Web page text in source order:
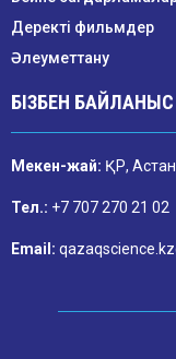
Деректі фильмдер
Әлеуметтану
БІЗБЕН БАЙЛАНЫС
Мекен-жай: ҚР,
Тел.: +7 707 270 21 02
Email: